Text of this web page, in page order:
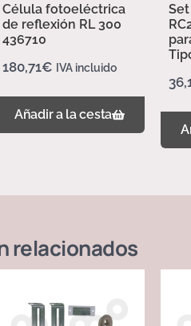
Célula fotoeléctrica
de reflexión RL 300
436710
180,71€ IVA incluido
Añadir a la cesta
relacionados